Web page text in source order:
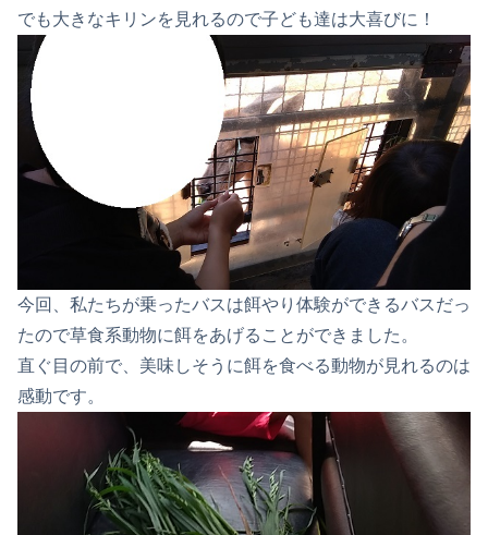
でも大きなキリンを見れるので子ども達は大喜びに！
今回、私たちが乗ったバスは餌やり体験ができるバスだっ
たので草食系動物に餌をあげることができました。
直ぐ目の前で、美味しそうに餌を食べる動物が見れるのは
感動です。